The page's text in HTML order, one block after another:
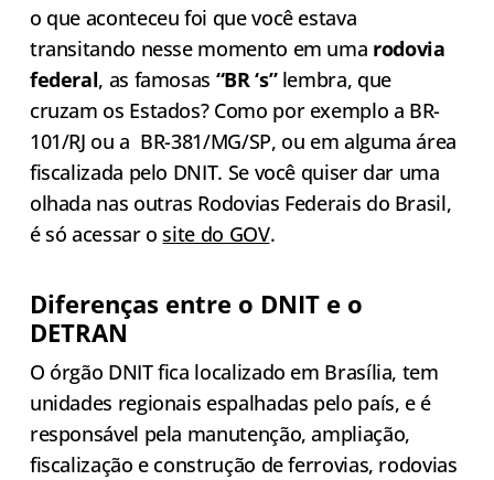
o que aconteceu foi que você estava
transitando nesse momento em uma rodovia
federal, as famosas “BR ‘s”lembra, que
cruzam os Estados? Como por exemplo a BR-
101/RJ ou a BR-381/MG/SP, ou em alguma área
fiscalizada pelo DNIT. Se você quiser dar uma
olhada nas outras Rodovias Federais do Brasil,
é só acessar osite do GOV.
Diferenças entre o DNIT e o
DETRAN
O órgão DNIT fica localizado em Brasília, tem
unidades regionais espalhadas pelo país, e é
responsável pela manutenção, ampliação,
fiscalização e construção de ferrovias, rodovias